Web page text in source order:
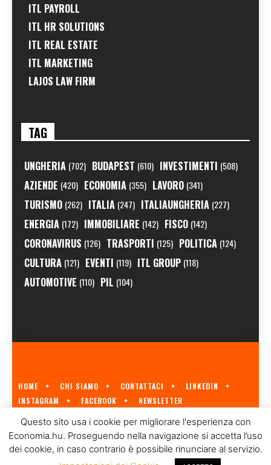
ITL PAYROLL
ITL HR SOLUTIONS
ITL REAL ESTATE
ITL MARKETING
LAJOS LAW FIRM
TAG
UNGHERIA (702) BUDAPEST (610) INVESTIMENTI (508)
AZIENDE (420) ECONOMIA (355) LAVORO (341)
TURISMO (262) ITALIA (247) ITALIAUNGHERIA (227)
ENERGIA (172) IMMOBILIARE (142) FISCO (142)
CORONAVIRUS (126) TRASPORTI (125) POLITICA (124)
CULTURA (121) EVENTI (119) ITL GROUP (118)
AUTOMOTIVE (110) PIL (104)
HOME CHI SIAMO CONTATTACI
LINKEDIN
INSTAGRAM
FACEBOOK NEWSLETTER
ECONOMIA.HU È IL PRIMO GIORNALE ITALIANO SULL'ECONOMIA UNGHERESE
A CURA DIITL GROUP© 2023
Questo sito usa i cookie per migliorare l'esperienza con
Economia.hu. Proseguendo nella navigazione si accetta l’uso
dei cookie, in caso contrario è possibile rinunciare al servizio.